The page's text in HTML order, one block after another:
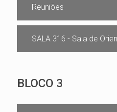
Reuniões
SALA 316 - Sala de
BLOCO 3